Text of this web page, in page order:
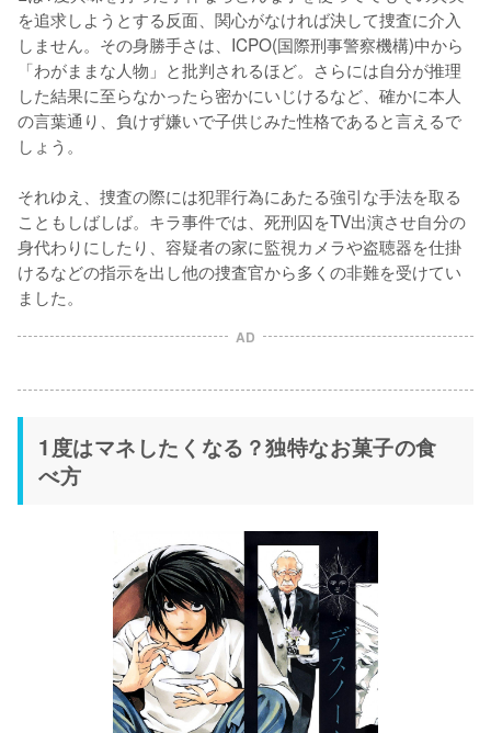
を追求しようとする反面、関心がなければ決して捜査に介入
しません。その身勝手さは、ICPO(国際刑事警察機構)中から
「わがままな人物」と批判されるほど。さらには自分が推理
した結果に至らなかったら密かにいじけるなど、確かに本人
の言葉通り、負けず嫌いで子供じみた性格であると言えるで
しょう。
それゆえ、捜査の際には犯罪行為にあたる強引な手法を取る
こともしばしば。キラ事件では、死刑囚をTV出演させ自分の
身代わりにしたり、容疑者の家に監視カメラや盗聴器を仕掛
けるなどの指示を出し他の捜査官から多くの非難を受けてい
ました。
AD
1度はマネしたくなる？独特なお菓子の食
べ方